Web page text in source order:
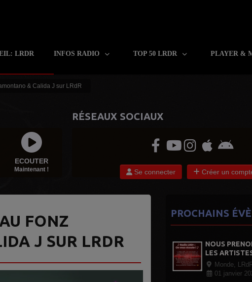
LRDR INFOS RADIO TOP 50 LRDR PLAYER &
& Calida J sur LRdR
ECOUTER
Maintenant !
RÉSEAUX SOCIAUX
Se connecter Créer un
FONZ
J SUR LRDR
PROCHAINS
NOUS
LES
Monde,
01 janvier